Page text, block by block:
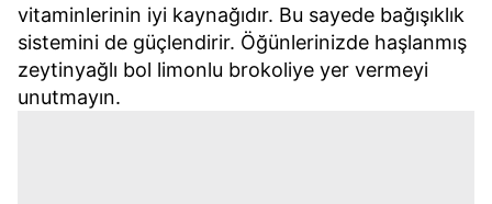
vitaminlerinin iyi kaynağıdır. Bu sayede bağışıklık
sistemini de güçlendirir. Öğünlerinizde haşlanmış
zeytinyağlı bol limonlu brokoliye yer vermeyi
unutmayın.